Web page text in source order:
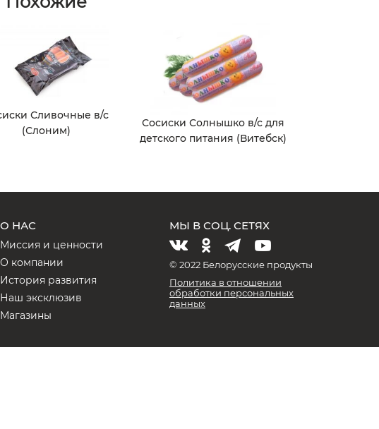
Сливочные в/с
(Слоним)
Сосиски Солнышко в/с для
детского питания (Витебск)
О НАС
Миссия и ценности
О компании
История развития
Наш эксклюзив
Магазины
МЫ В СОЦ. СЕТЯХ
© 2022 Белорусские продукты
Политика в отношении
обработки персональных
данных